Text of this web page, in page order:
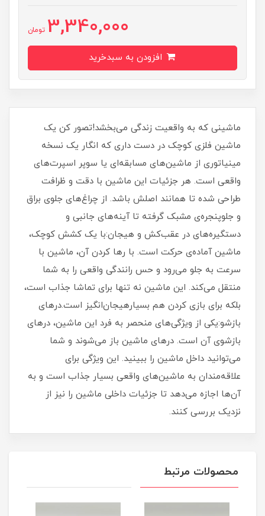
3,340,000 تومان
ماشینی که به واقعیت زندگی می‌بخشد!تصور کن یک
ماشین فلزی کوچک در دست داری که انگار یک نسخه
مینیاتوری از ماشین‌های مسابقه‌ای یا سوپر اسپرت‌های
واقعی است. هر جزئیات این ماشین با دقت و ظرافت
طراحی شده تا همانند اصلش باشد. از چراغ‌های جلوی براق
و جلوپنجره‌ی مشبک گرفته تا آینه‌های جانبی و
دستگیره‌های در عقب‌کش و هیجان:با یک کشش کوچک،
ماشین آماده‌ی حرکت است. با رها کردن آن، ماشین با
سرعت به جلو می‌رود و حس رانندگی واقعی را به شما
منتقل می‌کند. این ماشین نه تنها برای تماشا جذاب است،
بلکه برای بازی کردن هم بسیارهیجان‌انگیز است.درهای
بازشو:یکی از ویژگی‌های منحصر به فرد این ماشین، درهای
بازشوی آن است. درهای ماشین باز می‌شوند و شما
می‌توانید داخل ماشین را ببینید. این ویژگی برای
علاقه‌مندان به ماشین‌های واقعی بسیار جذاب است و به
آن‌ها اجازه می‌دهد تا جزئیات داخلی ماشین را نیز از
نزدیک بررسی کنند.
محصولات مرتبط